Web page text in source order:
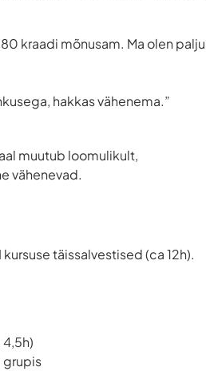
kraadi mõnusam. Ma olen
hakkas vähenema.”
muutub loomulikult,
vähenevad.
täissalvestised (ca 12h).
grupis